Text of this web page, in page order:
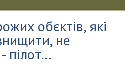
обєктів, які
не
пілот...